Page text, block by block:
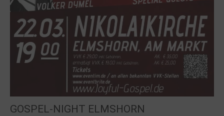
GOSPEL-NIGHT ELMSHORN